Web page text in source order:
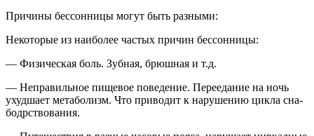
Причины бессонницы могут быть разными:
Некоторые из наиболее частых причин бессонницы:
— Физическая боль. Зубная, брюшная и т.д.
— Неправильное пищевое поведение. Переедание на ночь
ухудшает метаболизм. Что приводит к нарушению цикла сна-
бодрствования.